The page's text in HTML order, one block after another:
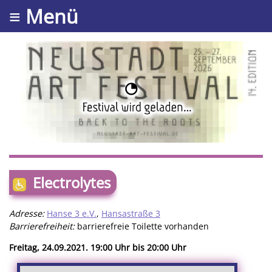
≡ Menü
Electrolytes
Adresse: Hanse 3 e.V., Hansastraße 3
Barrierefreiheit:barrierefreie Toilette vorhanden
Freitag, 24.09.2021. 19:00 Uhr bis 20:00 Uhr